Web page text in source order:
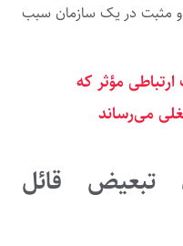
و مثبت در یک سازمان سبب
ارتباطی مؤثر که
می‌رساند
تبعیض قائل